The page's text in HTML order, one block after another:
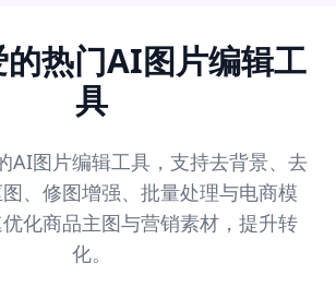
热门AI图片编辑工
具
AI图片编辑工具，支持去背景、去
、修图增强、批量处理与电商模
化商品主图与营销素材，提升转
化。